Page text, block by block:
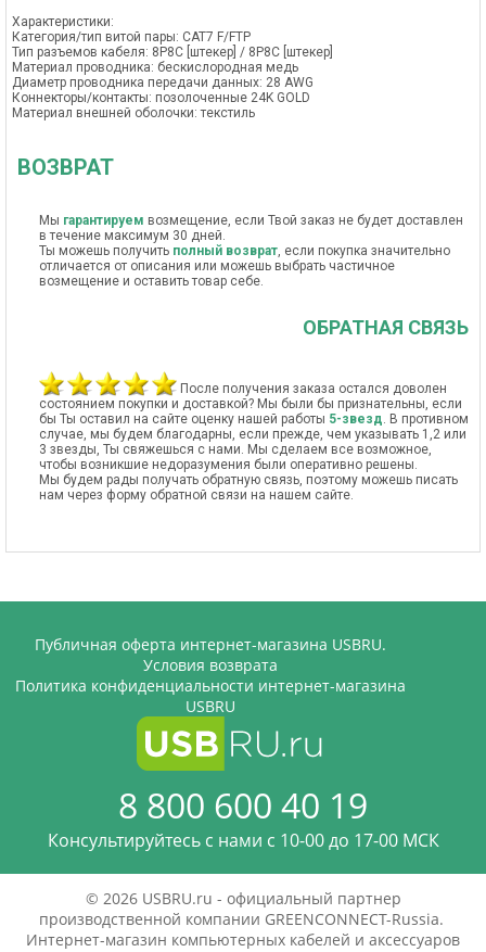
Характеристики:
Категория/тип витой пары: CAT7 F/FTP
Тип разъемов кабеля: 8P8C [штекер] / 8P8C [штекер]
Материал проводника: бескислородная медь
Диаметр проводника передачи данных: 28 AWG
Коннекторы/контакты: позолоченные 24K GOLD
Материал внешней оболочки: текстиль
ВОЗВРАТ
Мы гарантируем возмещение, если Твой заказ не будет доставлен
в течение максимум 30 дней.
Ты можешь получить полный возврат, если покупка значительно
отличается от описания или можешь выбрать частичное
возмещение и оставить товар себе.
ОБРАТНАЯ СВЯЗЬ
После получения заказа остался доволен
состоянием покупки и доставкой? Мы были бы признательны, если
бы Ты оставил на сайте оценку нашей работы 5-звезд. В противном
случае, мы будем благодарны, если прежде, чем указывать 1,2 или
3 звезды, Ты свяжешься с нами. Мы сделаем все возможное,
чтобы возникшие недоразумения были оперативно решены.
Мы будем рады получать обратную связь, поэтому можешь писать
нам через форму обратной связи на нашем сайте.
Публичная оферта интернет-магазина USBRU.
Условия возврата
Политика конфиденциальности интернет-магазина
USBRU
8 800 600 40 19
Консультируйтесь с нами c 10-00 до 17-00 МСК
© 2026 USBRU.ru - официальный партнер
производственной компании GREENCONNECT-Russia.
Интернет-магазин компьютерных кабелей и аксессуаров